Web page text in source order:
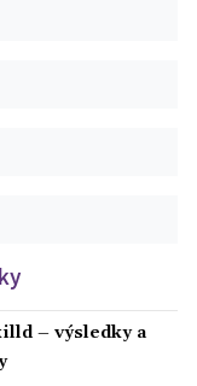
– výsledky a